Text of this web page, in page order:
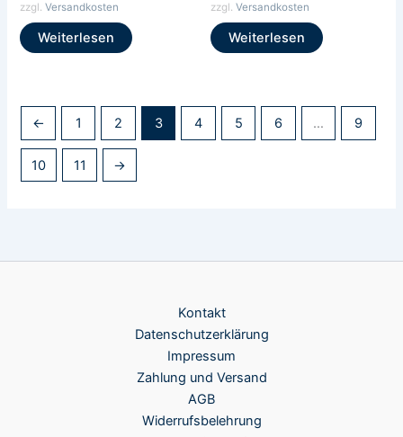
zzgl.Versandkosten
Weiterlesen
zzgl. Versandkosten
Weiterlesen
← 1 2 3 4 5 6 … 9
10 11 →
Kontakt
Datenschutzerklärung
Impressum
Zahlung und Versand
AGB
Widerrufsbelehrung